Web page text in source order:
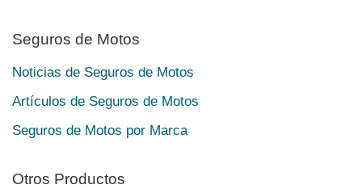
Seguros de Motos
Noticias de Seguros de Motos
Artículos de Seguros de Motos
Seguros de Motos por Marca
Otros Productos